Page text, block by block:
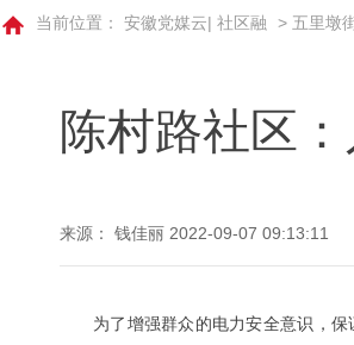
当前位置： 安徽党媒云| 社区融 > 五里墩
陈村路社区
来源： 钱佳丽 2022-09-07 09:13:11
为了增强群众的电力安全意识，